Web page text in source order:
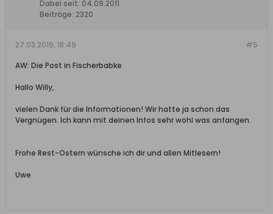
Dabei seit: 04.09.2011
Beiträge: 2320
#5
27.03.2016, 18:49
AW: Die Post in Fischerbabke
Hallo Willy,
vielen Dank für die Informationen! Wir hatte ja schon das
Vergnügen. Ich kann mit deinen Infos sehr wohl was anfangen.
Frohe Rest-Ostern wünsche ich dir und allen Mitlesern!
Uwe